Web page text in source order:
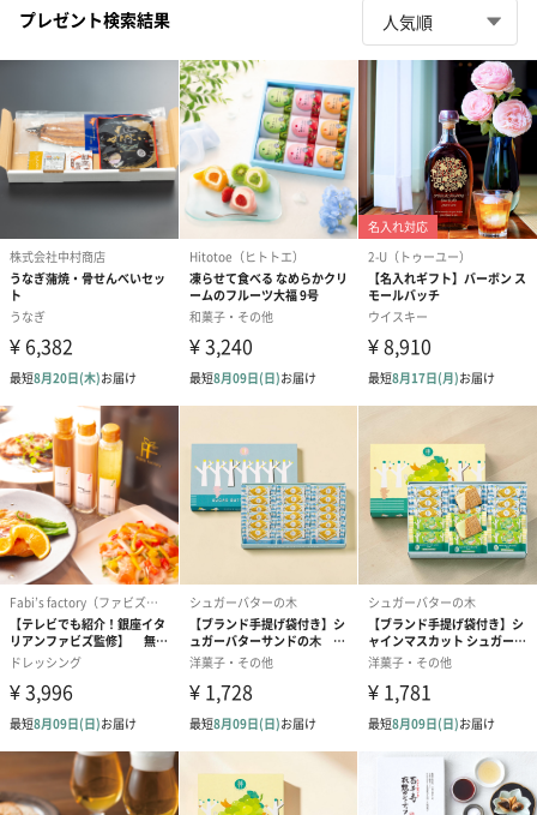
プレゼント検索結果